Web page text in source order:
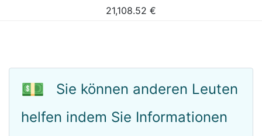
21,108.52 €
💵
Sie können anderen Leuten
helfen indem Sie Informationen